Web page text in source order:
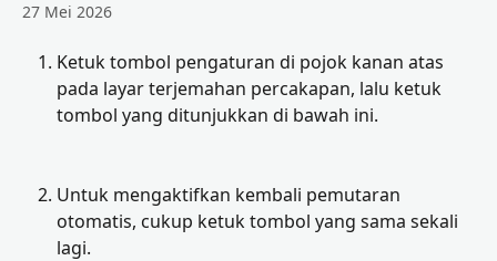
27 Mei 2026
Ketuk tombol pengaturan di pojok kanan atas
pada layar terjemahan percakapan, lalu ketuk
tombol yang ditunjukkan di bawah ini.
Untuk mengaktifkan kembali pemutaran
otomatis, cukup ketuk tombol yang sama sekali
lagi.